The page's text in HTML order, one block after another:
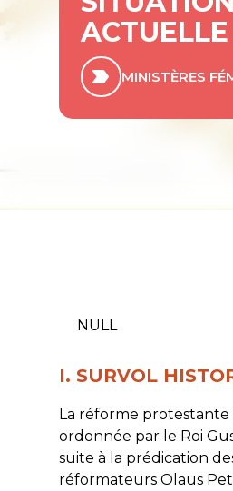
ACTUELLE
MINISTÈRES
NULL
I. SURVOL
La réforme protestante
ordonnée par le Roi
suite à la prédication
réformateurs Olaus